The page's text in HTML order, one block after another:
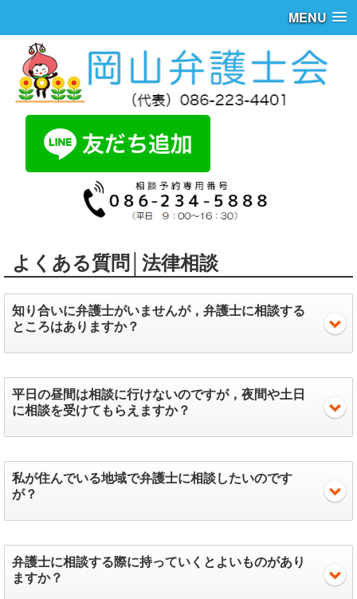
MENU
よくある質問│法律相談
知り合いに弁護士がいませんが，弁護士に相談する
ところはありますか？
平日の昼間は相談に行けないのですが，夜間や土日
に相談を受けてもらえますか？
私が住んでいる地域で弁護士に相談したいのです
が？
弁護士に相談する際に持っていくとよいものがあり
ますか？